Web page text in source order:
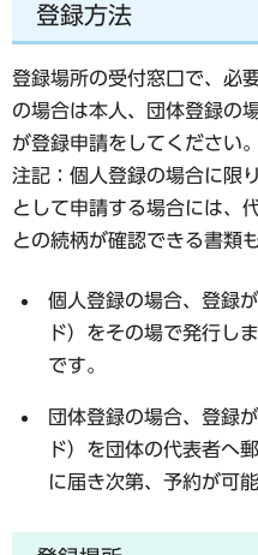
登録方法
登録場所の受付窓口で、必
の場合は本人、団体登録の
が登録申請をしてください。
注記：個人登録の場合に限
として申請する場合には、
との続柄が確認できる書類
個人登録の場合、登録
ド）をその場で発行し
です。
団体登録の場合、登録
ド）を団体の代表者へ
に届き次第、予約が可能